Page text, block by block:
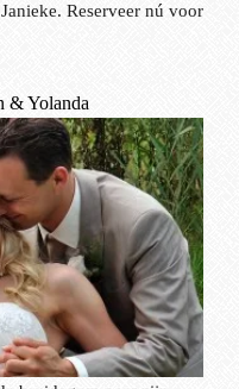
Reserveer nú voor
& Yolanda